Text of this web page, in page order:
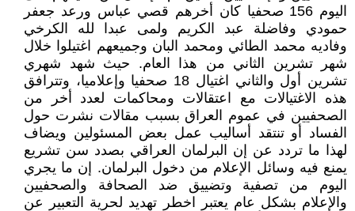
اليوم 156 صحفيا كان أخرهم قصي عباس ورعد جعفر
حمودي وفاضلة عبد الكريم ولمى عبدا لله الكرخي
وفاديه محمد الطائي ومحمد البان وجميعهم اغتيلوا خلال
شهر تشرين الثاني من هذا العام. حيث شهد شهري
تشرين أول والثاني اغتيال 18 صحفيا وإعلاميا، وتترافق
هذه الاغتيالات مع اعتقالات ومحاكمات لعدد أخر من
الصحفيين في عموم العراق بسبب مقالات نشرت حول
الفساد أو تنتقد أساليب عمل بعض المسئولين ويضاف
لهذا ما تردد عن إن البرلمان العراقي بصدد سن تشريع
يمنع فيه وسائل الإعلام من دخول البرلمان. إن ما يجري
اليوم من تصفية وتضييق ضد الصحافة والصحفيين
والإعلام بشكل عام يعتبر اخطر تهديد لحرية التعبير عن